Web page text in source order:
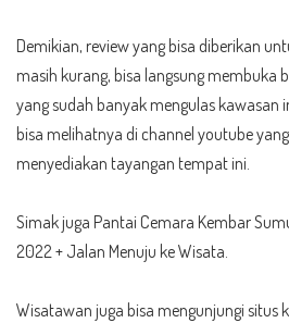
Demikian, review yang bisa diberikan
masih kurang, bisa langsung membuka
yang sudah banyak mengulas kawasan
bisa melihatnya di channel youtube
menyediakan tayangan tempat ini.
Simak juga Pantai Cemara Kembar
2022 + Jalan Menuju ke Wisata.
Wisatawan juga bisa mengunjungi situs